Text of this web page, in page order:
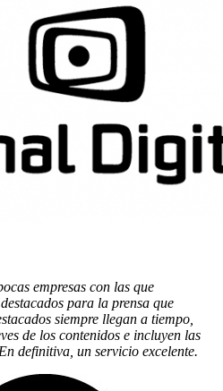
empresas con las que
para la prensa que
siempre llegan a tiempo,
de los contenidos e incluyen las
definitiva, un servicio excelente.